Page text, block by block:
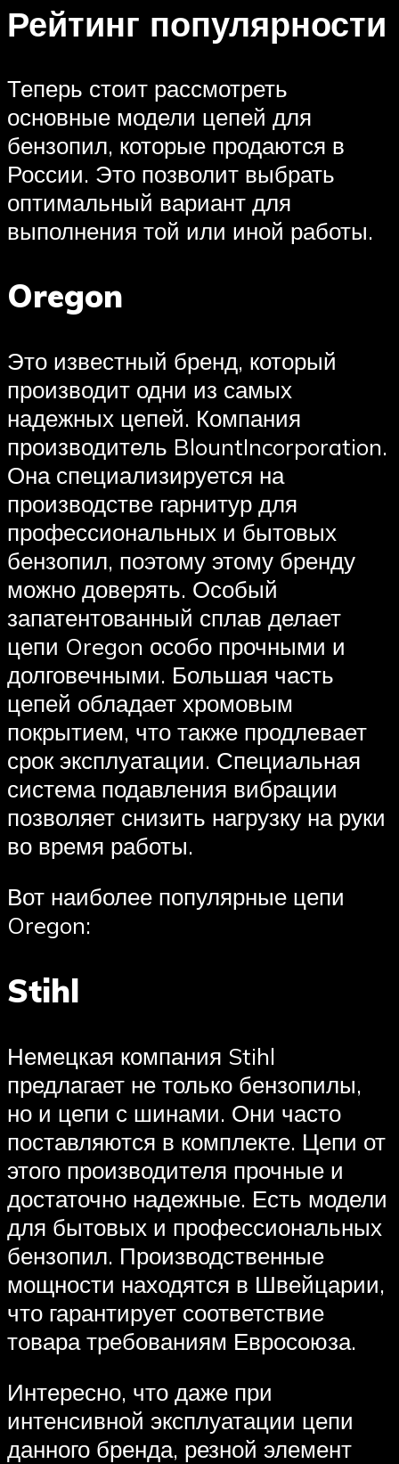
Рейтинг популярности
Теперь стоит рассмотреть
основные модели цепей для
бензопил, которые продаются в
России. Это позволит выбрать
оптимальный вариант для
выполнения той или иной работы.
Oregon
Это известный бренд, который
производит одни из самых
надежных цепей. Компания
производитель BlountIncorporation.
Она специализируется на
производстве гарнитур для
профессиональных и бытовых
бензопил, поэтому этому бренду
можно доверять. Особый
запатентованный сплав делает
цепи Oregon особо прочными и
долговечными. Большая часть
цепей обладает хромовым
покрытием, что также продлевает
срок эксплуатации. Специальная
система подавления вибрации
позволяет снизить нагрузку на руки
во время работы.
Вот наиболее популярные цепи
Oregon:
Stihl
Немецкая компания Stihl
предлагает не только бензопилы,
но и цепи с шинами. Они часто
поставляются в комплекте. Цепи от
этого производителя прочные и
достаточно надежные. Есть модели
для бытовых и профессиональных
бензопил. Производственные
мощности находятся в Швейцарии,
что гарантирует соответствие
товара требованиям Евросоюза.
Интересно, что даже при
интенсивной эксплуатации цепи
данного бренда, резной элемент